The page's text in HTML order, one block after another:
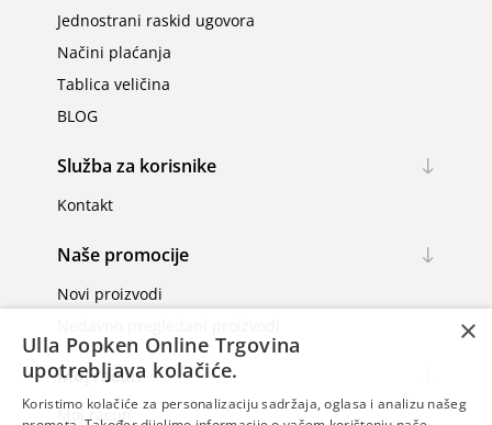
Jednostrani raskid ugovora
Načini plaćanja
Tablica veličina
BLOG
Služba za korisnike
Kontakt
Naše promocije
Novi proizvodi
Moj račun
Moj račun
×
Ulla Popken Online Trgovina
upotrebljava kolačiće.
Koristimo kolačiće za personalizaciju sadržaja, oglasa i analizu našeg